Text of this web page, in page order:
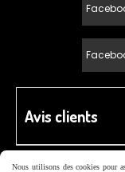
Avis clients
Nous utilisons des cookies pour